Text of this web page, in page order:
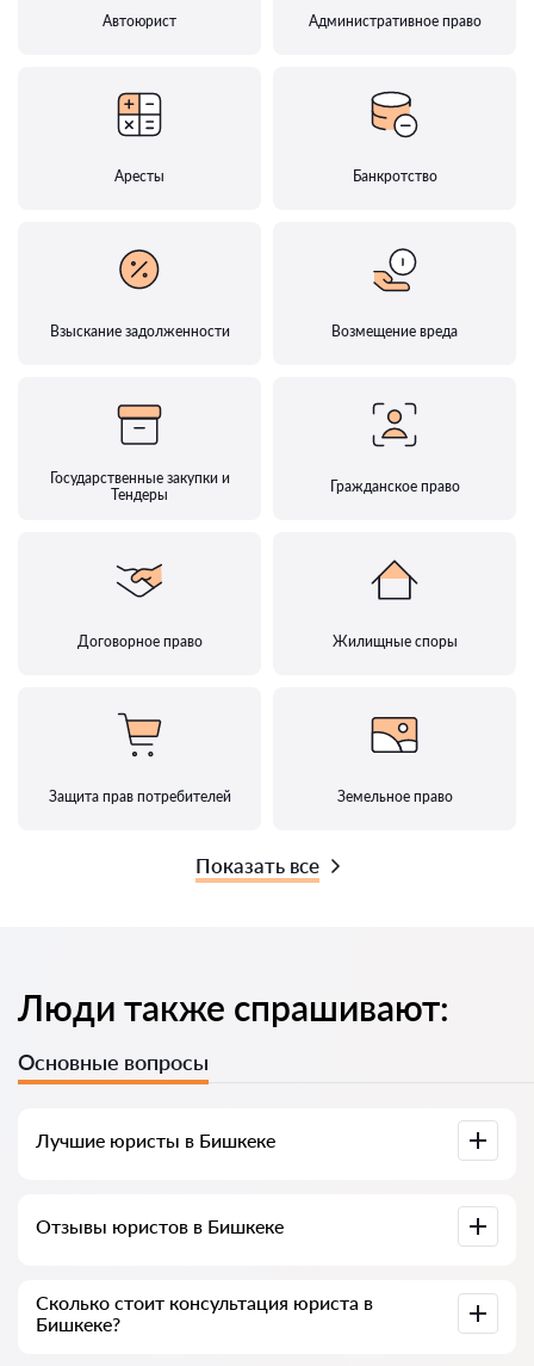
Автоюрист Административное право
Аресты Банкротство
Взыскание задолженности Возмещение вреда
Государственные закупки и
Тендеры
Гражданское право
Договорное право Жилищные споры
Защита прав потребителей Земельное право
Показать все
Люди также спрашивают:
Основные вопросы
Лучшие юристы в Бишкеке
информацией. Цены, отзывы, номер телефона и адрес.
Отзывы юристов в Бишкеке
мы не удаляем отрицательные отзывы и нет
возможности накрутить его.
Сколько стоит консультация юриста в
Бишкеке?